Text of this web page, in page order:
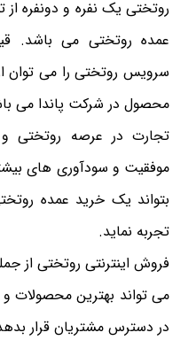
روتختی یک نفره و دونفره
عمده روتختی می باشد.
سرویس روتختی را می توان
محصول در شرکت پاندا می
تجارت در عرصه روتختی
موفقیت و سودآوری های
بتواند یک خرید عمده
تجربه نماید.
فروش اینترنتی روتختی از
می تواند بهترین
در دسترس مشتریان قرار